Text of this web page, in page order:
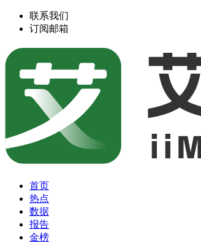
联系我们
订阅邮箱
首页
热点
数据
报告
金榜